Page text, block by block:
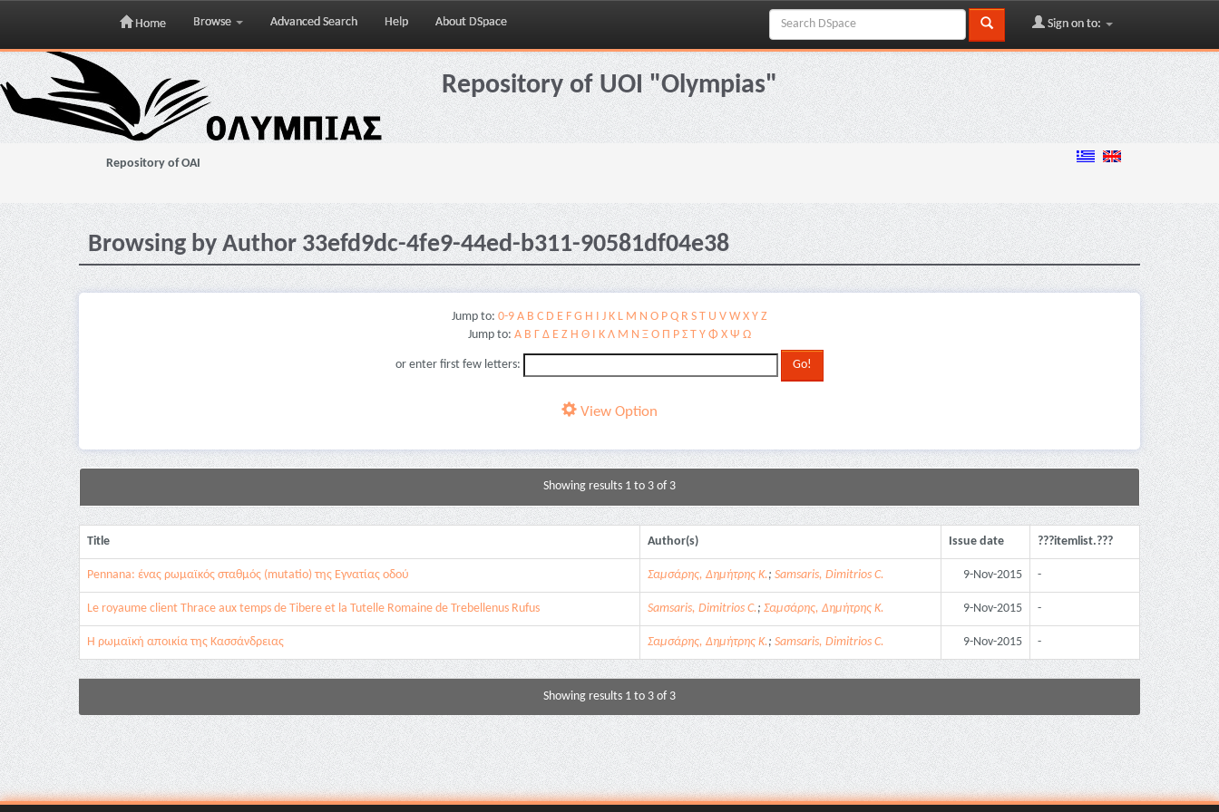
Skip
navigation
Home Browse Advanced Search Help About DSpace Sign on to:
Repository of UOI "Olympias"
Repository of OAI
Browsing by Author 33efd9dc-4fe9-44ed-b311-90581df04e38
Jump to: 0-9 A B C D E F G H I J K L M N O P Q R S T U V W X Y Z
Jump to: Α Β Γ Δ Ε Ζ Η Θ Ι Κ Λ Μ Ν Ξ Ο Π Ρ Σ Τ Υ Φ Χ Ψ Ω
or enter first few letters:
View Option
Showing results 1 to 3 of 3
Title Author(s) Issue date ???itemlist.???
Pennana: ένας ρωμαϊκός σταθμός (mutatio) της Εγνατίας οδού Σαμσάρης, Δημήτρης Κ.; Samsaris, Dimitrios C. 9-Nov-2015 -
Le royaume client Thrace aux temps de Tibere et la Tutelle Romaine de Trebellenus Rufus Samsaris, Dimitrios C.; Σαμσάρης, Δημήτρης Κ. 9-Nov-2015 -
Η ρωμαϊκή αποικία της Κασσάνδρειας Σαμσάρης, Δημήτρης Κ.; Samsaris, Dimitrios C. 9-Nov-2015 -
Showing results 1 to 3 of 3